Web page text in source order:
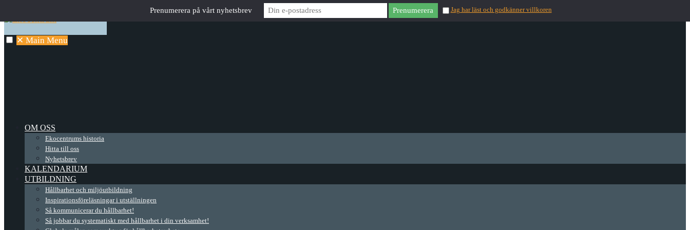
✕ Main Menu
OM OSS
Ekocentrums historia
Hitta till oss
Nyhetsbrev
KALENDARIUM
UTBILDNING
Hållbarhet och miljöutbildning
Inspirationsföreläsningar i utställningen
Så kommunicerar du hållbarhet!
Så jobbar du systematiskt med hållbarhet i din verksamhet!
Prenumerera på vårt nyhetsbrev Jag har läst och godkänner villkoren